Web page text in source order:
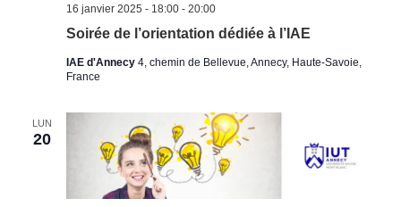
Soirée de l’orientation dédiée à l’IAE
16 janvier 2025 - 18:00- 20:00
IAE d'Annecy 4, chemin de Bellevue, Annecy, Haute-Savoie,
France
LUN
20